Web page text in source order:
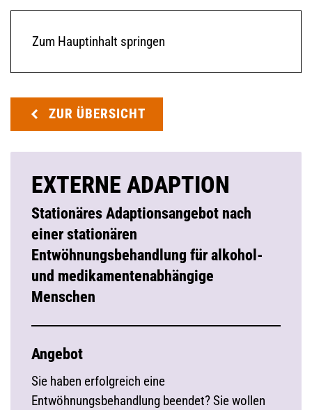
Zum Hauptinhalt springen
ZUR ÜBERSICHT
EXTERNE ADAPTION
Stationäres Adaptionsangebot nach
einer stationären
Entwöhnungsbehandlung für alkohol-
und medikamentenabhängige
Menschen
Angebot
Sie haben erfolgreich eine
Entwöhnungsbehandlung beendet? Sie wollen